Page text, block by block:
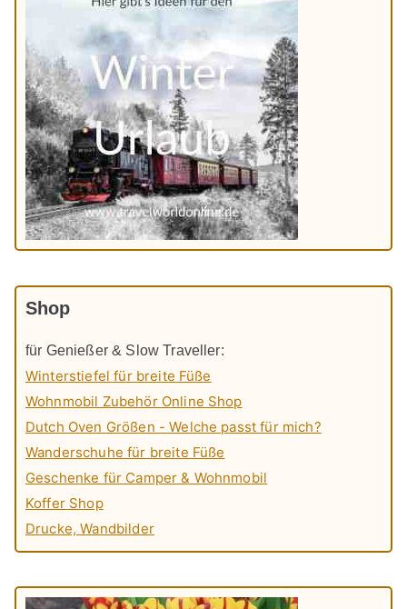
Shop
für Genießer & Slow Traveller:
Winterstiefel für breite Füße
Wohnmobil Zubehör Online Shop
Dutch Oven Größen - Welche passt für mich?
Wanderschuhe für breite Füße
Geschenke für Camper & Wohnmobil
Koffer Shop
Drucke, Wandbilder